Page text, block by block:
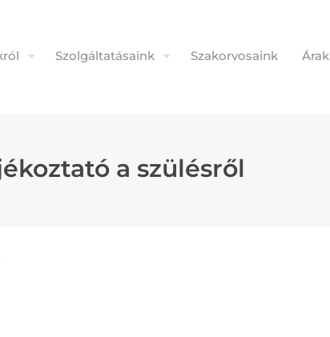
Szolgáltatásaink Szakorvosaink Árak
a szülésről